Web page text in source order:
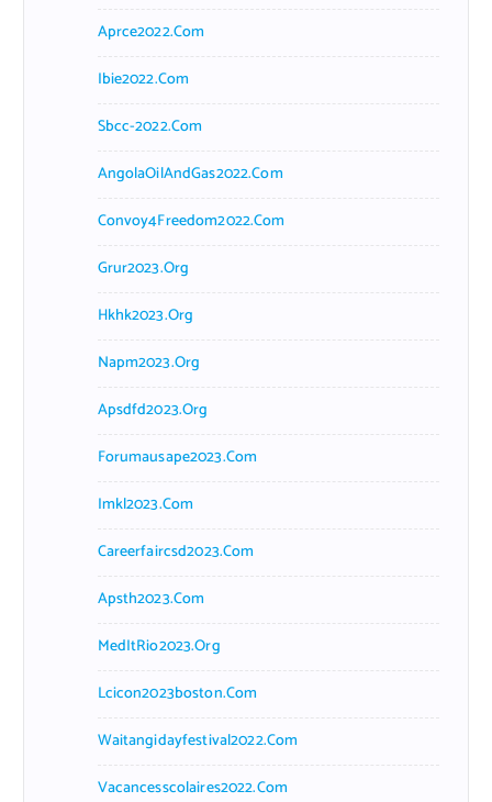
Aprce2022.com
Ibie2022.com
Sbcc-2022.com
AngolaOilAndGas2022.com
Convoy4Freedom2022.com
Grur2023.org
Hkhk2023.org
Napm2023.org
Apsdfd2023.org
Forumausape2023.com
Imkl2023.com
Careerfaircsd2023.com
Apsth2023.com
MedItRio2023.org
Lcicon2023boston.com
Waitangidayfestival2022.com
Vacancesscolaires2022.com